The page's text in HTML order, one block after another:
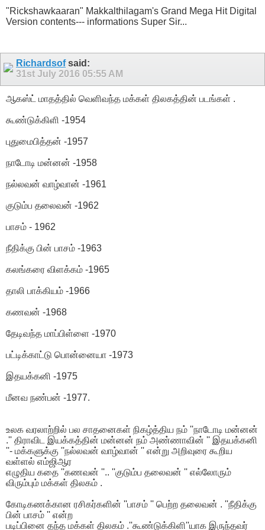
"Rickshawkaaran" Makkalthilagam's Grand Mega Hit Digital
Version contents--- informations Super Sir...
Richardsofsaid:
31st July 2016 05:55 AM
ஆகஸ்ட் மாதத்தில் வெளிவந்த மக்கள் திலகத்தின் படங்கள் .
கூண்டுக்கிளி -1954
புதுமைபித்தன் -1957
நாடோடி மன்னன் -1958
நல்லவன் வாழ்வான் -1961
குடும்ப தலைவன் -1962
பாசம் - 1962
நீதிக்கு பின் பாசம் -1963
கலங்கரை விளக்கம் -1965
தாலி பாக்கியம் -1966
கணவன் -1968
தேடிவந்த மாப்பிள்ளை -1970
பட்டிக்காட்டு பொன்னையா -1973
இதயக்கனி -1975
மீனவ நண்பன் -1977.
உலக வரலாற்றில் பல சாதனைகள் நிகழ்த்திய நம் ''நாடோடி மன்னன்
.'' திராவிட இயக்கத்தின் மன்னன் நம் அண்ணாவின் '' இதயக்கனி
''- மக்களுக்கு ''நல்லவன் வாழ்வான் '' என்று அறிவுரை கூறிய
வள்ளல் எம்ஜிஆர
எழுதிய கதை ''கணவன் ''.. ''குடும்ப தலைவன் '' எல்லோரும்
விரும்பும் மக்கள் திலகம் .
கோடிகணக்கான ரசிகர்களின் ''பாசம் '' பெற்ற தலைவன் . ''நீதிக்கு
பின் பாசம் '' என்ற
படிப்பினை தந்த மக்கள் திலகம் .''கூண்டுக்கிளி''யாக இருந்தவர்